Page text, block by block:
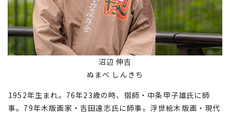
沼辺 伸吉
ぬまべ しんきち
1952年生まれ。76年23歳の時、摺師・中条甲子雄氏に師
事。79年木版画家・吉田遠志氏に師事。浮世絵木版画・現代